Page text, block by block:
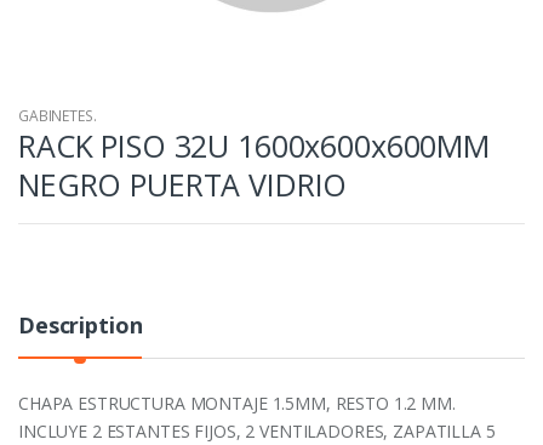
GABINETES.
RACK PISO 32U 1600x600x600MM
NEGRO PUERTA VIDRIO
Description
CHAPA ESTRUCTURA MONTAJE 1.5MM, RESTO 1.2 MM.
INCLUYE 2 ESTANTES FIJOS, 2 VENTILADORES, ZAPATILLA 5